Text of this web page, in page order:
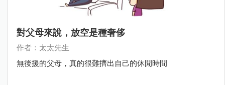
對父母來說，放空是種奢侈
作者：太太先生
無後援的父母，真的很難擠出自己的休閒時間